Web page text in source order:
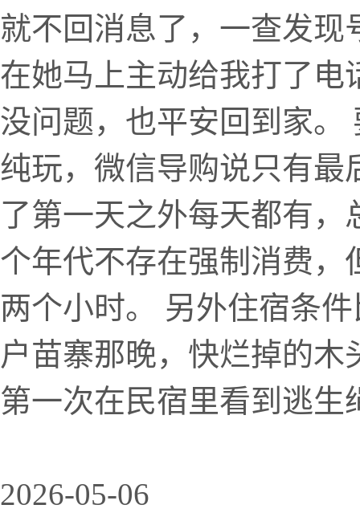
就不回消息了，一查发
在她马上主动给我打了电
没问题，也平安回到家。
纯玩，微信导购说只有最
了第一天之外每天都有，
个年代不存在强制消费，
两个小时。 另外住宿条
户苗寨那晚，快烂掉的
第一次在民宿里看到逃生
2026-05-06